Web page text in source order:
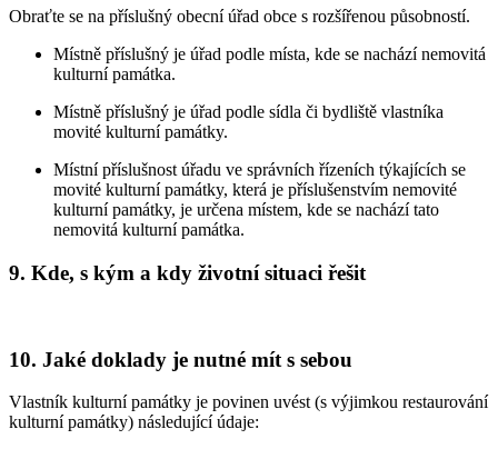
Obraťte se na příslušný obecní úřad obce s rozšířenou působností.
Místně příslušný je úřad podle místa, kde se nachází nemovitá
kulturní památka.
Místně příslušný je úřad podle sídla či bydliště vlastníka
movité kulturní památky.
Místní příslušnost úřadu ve správních řízeních týkajících se
movité kulturní památky, která je příslušenstvím nemovité
kulturní památky, je určena místem, kde se nachází tato
nemovitá kulturní památka.
9. Kde, s kým a kdy životní situaci řešit
10. Jaké doklady je nutné mít s sebou
Vlastník kulturní památky je povinen uvést (s výjimkou restaurování
kulturní památky) následující údaje: